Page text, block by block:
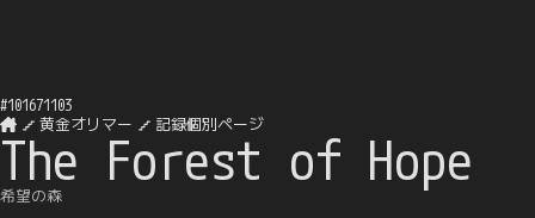
#101671103
黄金オリマー
記録個別ページ
The Forest of Hope
希望の森